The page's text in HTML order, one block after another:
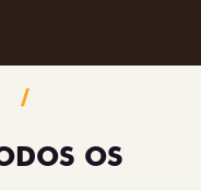
OS